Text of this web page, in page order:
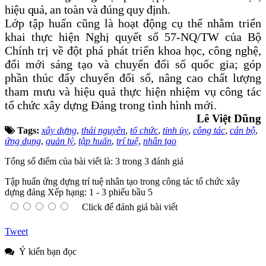
hiệu quả, an toàn và đúng quy định.
Lớp tập huấn cũng là hoạt động cụ thể nhằm triển
khai thực hiện Nghị quyết số 57-NQ/TW của Bộ
Chính trị về đột phá phát triển khoa học, công nghệ,
đổi mới sáng tạo và chuyển đổi số quốc gia; góp
phần thúc đẩy chuyển đổi số, nâng cao chất lượng
tham mưu và hiệu quả thực hiện nhiệm vụ công tác
tổ chức xây dựng Đảng trong tình hình mới.
Lê Việt Dũng
Tags:xây dựng, thái nguyên, tổ chức, tỉnh ủy, công tác, cán bộ,
ứng dụng, quản lý, tập huấn, trí tuệ, nhân tạo
Tổng số điểm của bài viết là: 3 trong 3 đánh giá
Tập huấn ứng dựng trí tuệ nhân tạo trong công tác tổ chức xây
dựng đảng Xếp hạng: 1 - 3 phiếu bầu 5
Click để đánh giá bài viết
Tweet
Ý kiến bạn đọc